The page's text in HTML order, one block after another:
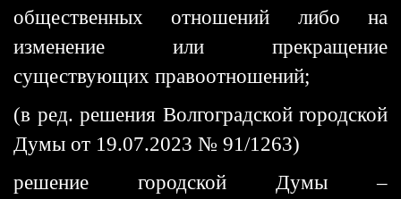
общественных отношений либо на
изменение или прекращение
существующих правоотношений;
(в ред. решения Волгоградской городской
Думы от 19.07.2023 № 91/1263)
решение городской Думы –